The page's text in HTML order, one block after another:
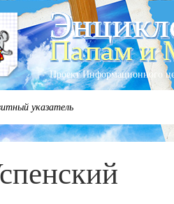
Проект Информационного
указатель